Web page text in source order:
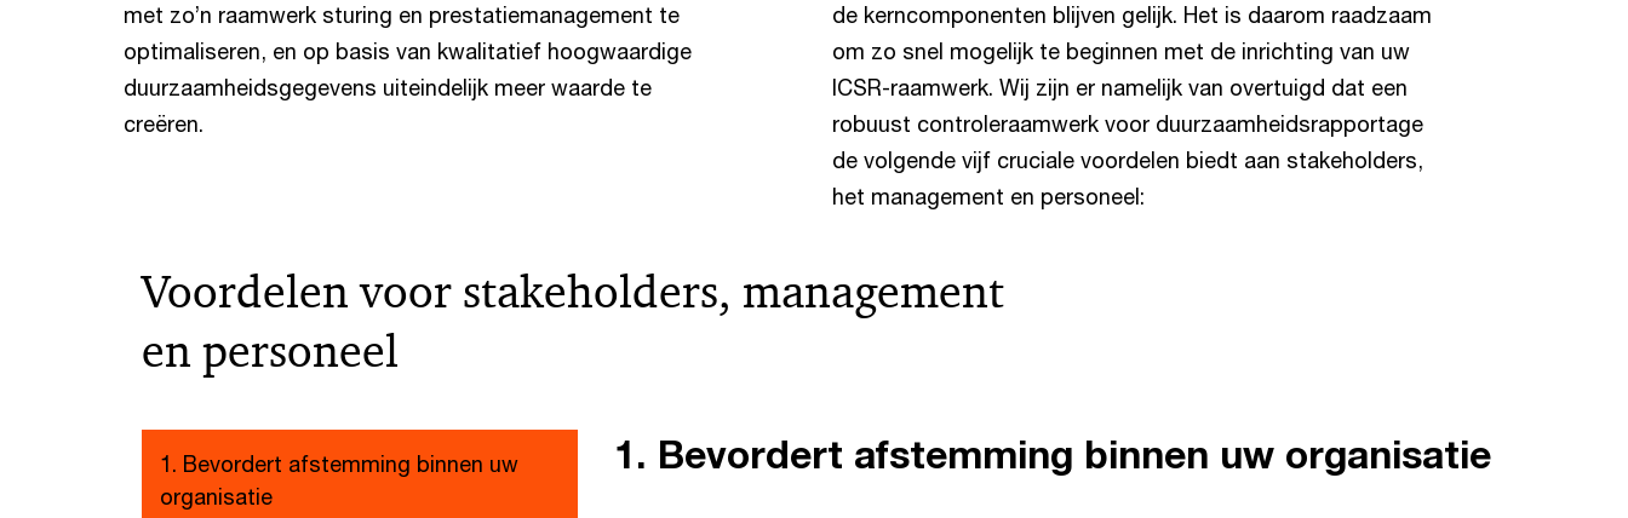
met zo’n raamwerk sturing en prestatiemanagement te
optimaliseren, en op basis van kwalitatief hoogwaardige
duurzaamheidsgegevens uiteindelijk meer waarde te
creëren.
de kerncomponenten blijven gelijk. Het is daarom raadzaam
om zo snel mogelijk te beginnen met de inrichting van uw
ICSR-raamwerk. Wij zijn er namelijk van overtuigd dat een
robuust controleraamwerk voor duurzaamheidsrapportage
de volgende vijf cruciale voordelen biedt aan stakeholders,
het management en personeel:
Voordelen voor stakeholders, management
en personeel
1. Bevordert afstemming binnen uw
organisatie
1. Bevordert afstemming binnen uw organisatie